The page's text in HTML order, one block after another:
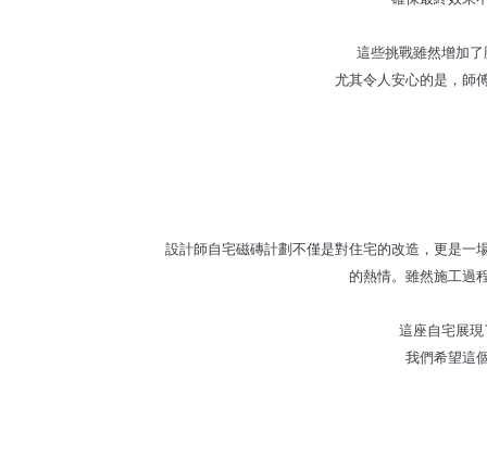
這些挑戰雖然增加
尤其令人安心的是，師
設計師自宅磁磚計劃不僅是對住宅的改造，更是一
的熱情。雖然施工過
這座自宅展
我們希望這